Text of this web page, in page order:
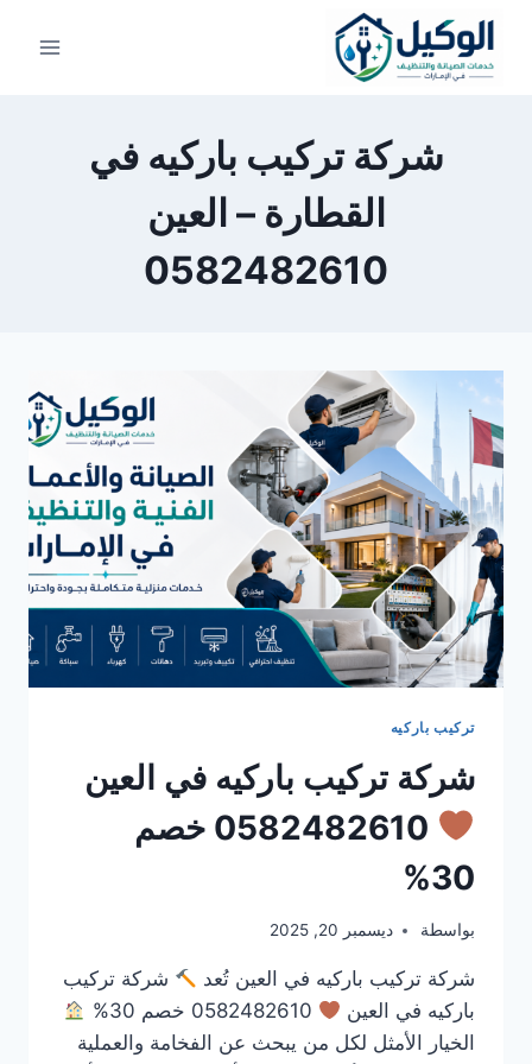
التجاوز
المحتوى
شركة تركيب باركيه في
القطارة – العين
0582482610
تركيب باركيه
شركة تركيب باركيه في العين
0582482610 خصم
30%
بواسطة ديسمبر 20, 2025
شركة تركيب باركيه في العين تُعد
شركة تركيب
باركيه في العين
الخيار الأمثل لكل من يبحث عن الفخامة والعملية